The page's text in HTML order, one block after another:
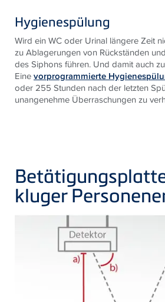
Hygienespülung
Wird ein WC oder Urinal längere Zeit
zu Ablagerungen von Rückständen
des Siphons führen. Und damit auch
Einevorprogrammierte
oder 255 Stunden nach der letzten
unangenehme Überraschungen zu
kluger